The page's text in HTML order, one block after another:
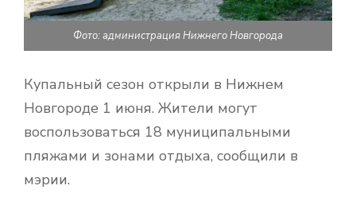
Н
Фото: администрация Нижнего Новгорода
Купальный сезон открыли в Нижнем
Новгороде 1 июня. Жители могут
воспользоваться 18 муниципальными
пляжами и зонами отдыха, сообщили в
мэрии.